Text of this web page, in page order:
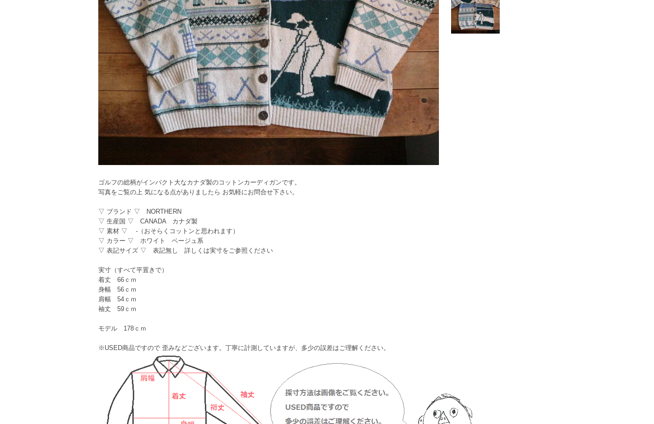
ゴルフの総柄がインパクト大なカナダ製のコットンカーディガンです。
写真をご覧の上 気になる点がありましたら お気軽にお問合せ下さい。
▽ ブランド ▽ NORTHERN
▽ 生産国 ▽ CANADA カナダ製
▽ 素材 ▽ -（おそらくコットンと思われます）
▽ カラー ▽ ホワイト ベージュ系
▽ 表記サイズ ▽ 表記無し 詳しくは実寸をご参照ください
実寸（すべて平置きで）
着丈 66ｃｍ
身幅 56ｃｍ
肩幅 54ｃｍ
袖丈 59ｃｍ
モデル 178ｃｍ
※USED商品ですので 歪みなどございます。丁寧に計測していますが、多少の誤差はご理解ください。